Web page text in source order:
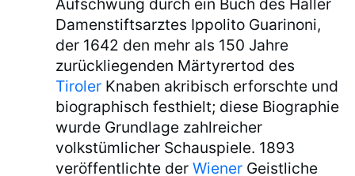
Aufschwung durch ein Buch des Haller
Damenstiftsarztes Ippolito Guarinoni,
der 1642 den mehr als 150 Jahre
zurückliegenden Märtyrertod des
Tiroler Knaben akribisch erforschte und
biographisch festhielt; diese Biographie
wurde Grundlage zahlreicher
volkstümlicher Schauspiele. 1893
veröffentlichte derWiener Geistliche